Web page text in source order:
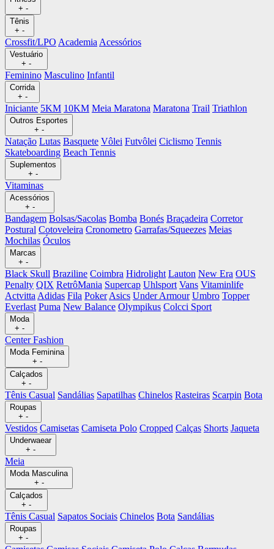
+ -
Tênis
+ -
Crossfit/LPO Academia Acessórios
Vestuário
+ -
Feminino Masculino Infantil
Corrida
+ -
Iniciante 5KM 10KM Meia Maratona Maratona Trail Triathlon
Outros Esportes
+ -
Natação Lutas Basquete Vôlei Futvôlei Ciclismo Tennis
Skateboarding Beach Tennis
Suplementos
+ -
Vitaminas
Acessórios
+ -
Bandagem Bolsas/Sacolas Bomba Bonés Braçadeira Corretor
Postural Cotoveleira Cronometro Garrafas/Squeezes Meias
Mochilas Óculos
Marcas
+ -
Black Skull Braziline Coimbra Hidrolight Lauton New Era OUS
Penalty QIX RetrôMania Supercap Uhlsport Vans Vitaminlife
Actvitta Adidas Fila Poker Asics Under Armour Umbro Topper
Everlast Puma New Balance Olympikus Colcci Sport
Moda
+ -
Center Fashion
Moda Feminina
+ -
Calçados
+ -
Tênis Casual Sandálias Sapatilhas Chinelos Rasteiras Scarpin Bota
Roupas
+ -
Vestidos Camisetas Camiseta Polo Cropped Calças Shorts Jaqueta
Underwaear
+ -
Meia
Moda Masculina
+ -
Calçados
+ -
Tênis Casual Sapatos Sociais Chinelos Bota Sandálias
Roupas
+ -